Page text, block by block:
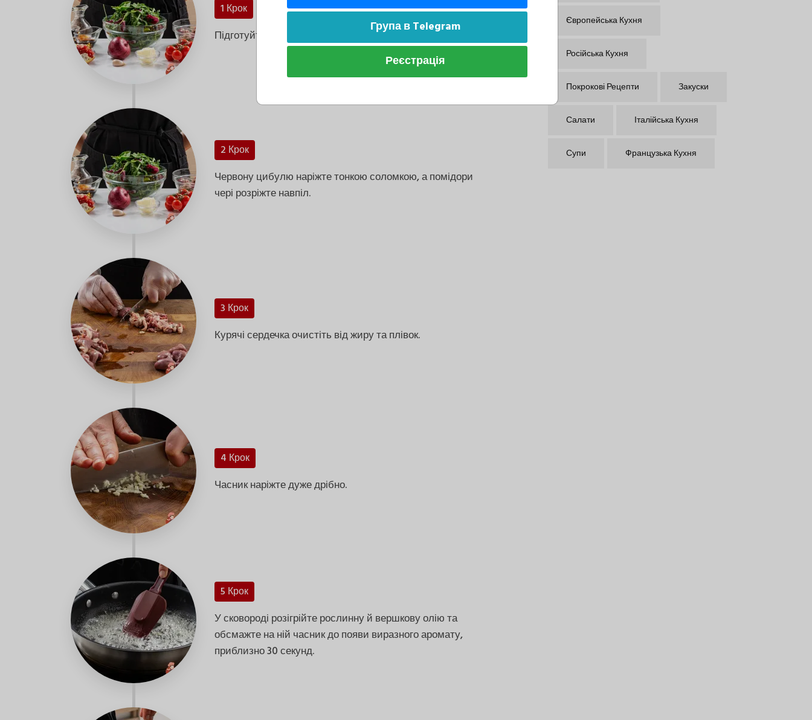
1 Крок
Підготуйте всі інгредієнти.
2 Крок
Червону цибулю наріжте тонкою соломкою, а помідори
чері розріжте навпіл.
3 Крок
Курячі сердечка очистіть від жиру та плівок.
4 Крок
Часник наріжте дуже дрібно.
5 Крок
У сковороді розігрійте рослинну й вершкову олію та
обсмажте на ній часник до появи виразного аромату,
приблизно 30 секунд.
Європейська Кухня
Російська Кухня
Покрокові Рецепти Закуски
Салати Італійська Кухня
Супи Французька Кухня
Група в Telegram
Реєстрація